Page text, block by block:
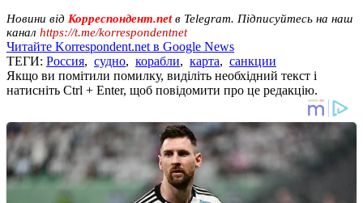
Новини від Корреспондент.netв Telegram. Підписуйтесь на наш
канал https://t.me/korrespondentnet
Читайте Korrespondent.net в Google News
ТЕГИ: Россия, судно, корабли, карта, санкции
Якщо ви помітили помилку, виділіть необхідний текст і
натисніть Ctrl + Enter, щоб повідомити про це редакцію.